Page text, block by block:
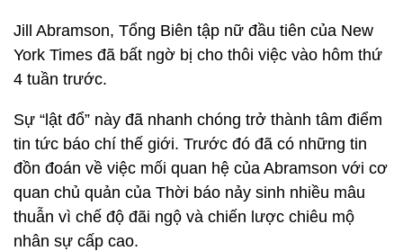
Jill Abramson, Tổng Biên tập nữ đầu tiên của New
York Times đã bất ngờ bị cho thôi việc vào hôm thứ
4 tuần trước.
Sự “lật đổ” này đã nhanh chóng trở thành tâm điểm
tin tức báo chí thế giới. Trước đó đã có những tin
đồn đoán về việc mối quan hệ của Abramson với cơ
quan chủ quản của Thời báo nảy sinh nhiều mâu
thuẫn vì chế độ đãi ngộ và chiến lược chiêu mộ
nhân sự cấp cao.